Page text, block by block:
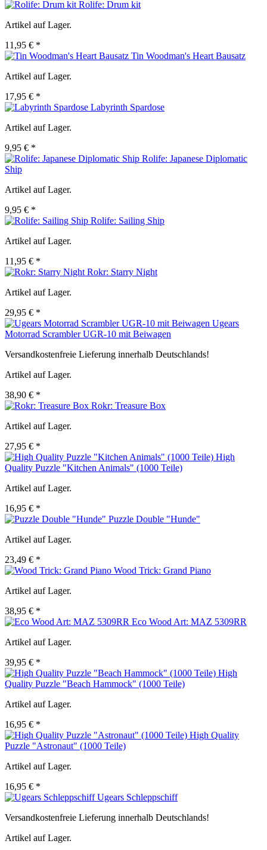
Rolife: Drum kit
Artikel auf Lager.
11,95 € *
Tin Woodman's Heart Bausatz
Artikel auf Lager.
17,95 € *
Labyrinth Spardose
Artikel auf Lager.
9,95 € *
Rolife: Japanese Diplomatic
Ship
Artikel auf Lager.
9,95 € *
Rolife: Sailing Ship
Artikel auf Lager.
11,95 € *
Rokr: Starry Night
Artikel auf Lager.
29,95 € *
Ugears
Motorrad Scrambler UGR-10 mit Beiwagen
Versandkostenfreie Lieferung innerhalb Deutschlands!
Artikel auf Lager.
38,90 € *
Rokr: Treasure Box
Artikel auf Lager.
27,95 € *
High
Quality Puzzle "Kitchen Animals" (1000 Teile)
Artikel auf Lager.
16,95 € *
Puzzle Double "Hunde"
Artikel auf Lager.
23,49 € *
Wood Trick: Grand Piano
Artikel auf Lager.
38,95 € *
Eco Wood Art: MAZ 5309RR
Artikel auf Lager.
39,95 € *
High
Quality Puzzle "Beach Hammock" (1000 Teile)
Artikel auf Lager.
16,95 € *
High Quality
Puzzle "Astronaut" (1000 Teile)
Artikel auf Lager.
16,95 € *
Ugears Schleppschiff
Versandkostenfreie Lieferung innerhalb Deutschlands!
Artikel auf Lager.